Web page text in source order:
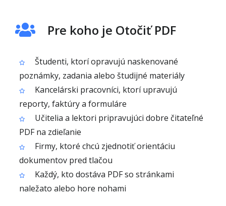
Pre koho je Otočiť PDF
Študenti, ktorí opravujú naskenované
poznámky, zadania alebo študijné materiály
Kancelárski pracovníci, ktorí upravujú
reporty, faktúry a formuláre
Učitelia a lektori pripravujúci dobre čitateľné
PDF na zdieľanie
Firmy, ktoré chcú zjednotiť orientáciu
dokumentov pred tlačou
Každý, kto dostáva PDF so stránkami
naležato alebo hore nohami